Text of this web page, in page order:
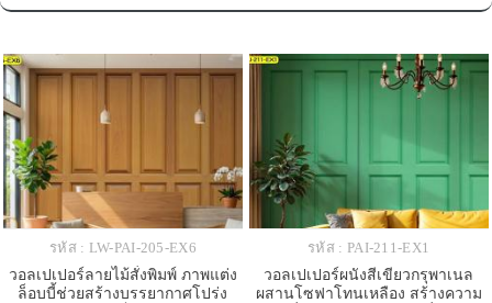
รหัส : LW-PAI-205-EX6
วอลเปเปอร์ลายไม้สั่งพิมพ์ ภาพแต่ง
ล็อบบี้ช่วยสร้างบรรยากาศโปร่ง
รหัส : PAI-211-EX1
วอลเปเปอร์ผนังสีเขียวกรุพาเนล
ผสานโซฟาโทนเหลือง สร้างความ